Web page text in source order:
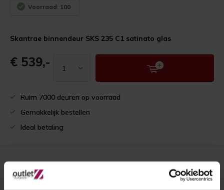
Voorraad: 100
Skantrae binnendeur SKS 235 C1 satinato glas
€ 539,-
Ruim 7000 deuren op voorraad
Gemakkelijk bestellen
Ideal betaling